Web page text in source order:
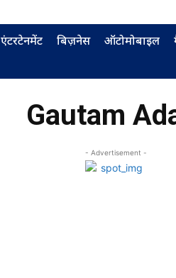
एंटरटेनमेंट बिज़नेस ऑटोमोबाइल
Gautam
- Advertisement -